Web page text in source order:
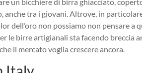
un bicchiere di birra ghiacciato,
tra i giovani. Altrove, in
dell’oro non possiamo non pensare
le birre artigianali sta facendo breccia
il mercato voglia crescere ancora.